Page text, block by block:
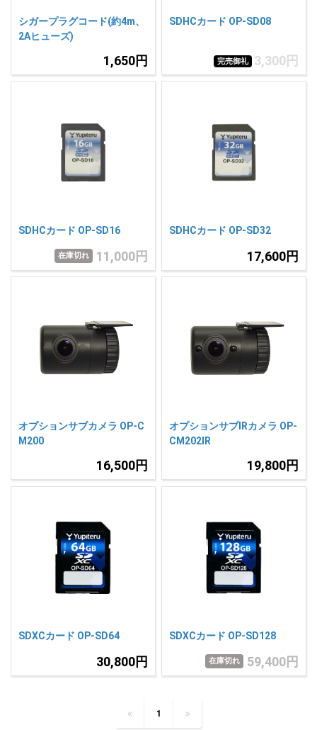
シガープラグコード(約4m、
2Aヒューズ)
1,650円
SDHCカード OP-SD08
完売御礼 3,300円
SDHCカード OP-SD16
在庫切れ 11,000円
SDHCカード OP-SD32
17,600円
オプションサブカメラ OP-C
M200
16,500円
オプションサブIRカメラ OP-
CM202IR
19,800円
SDXCカード OP-SD64
30,800円
SDXCカード OP-SD128
在庫切れ 59,400円
1